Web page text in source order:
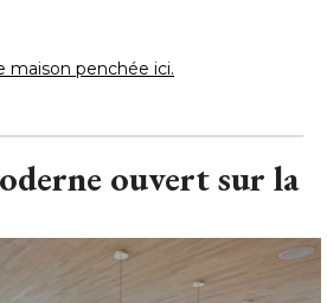
maison penchée ici.
ouvert sur la